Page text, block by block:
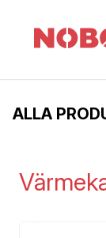
ALLA